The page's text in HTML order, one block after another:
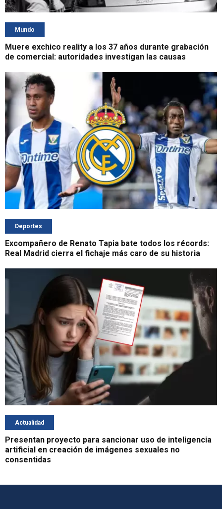
Mundo
Muere exchico reality a los 37 años durante grabación
de comercial: autoridades investigan las causas
Deportes
Excompañero de Renato Tapia bate todos los récords:
Real Madrid cierra el fichaje más caro de su historia
Actualidad
Presentan proyecto para sancionar uso de inteligencia
artificial en creación de imágenes sexuales no
consentidas